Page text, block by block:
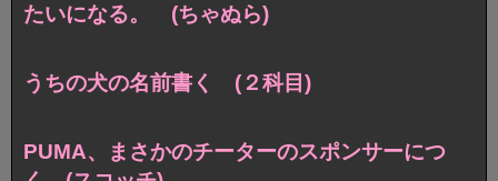
たいになる。 (ちゃぬら)
うちの犬の名前書く (２科目)
PUMA、まさかのチーターのスポンサーにつ